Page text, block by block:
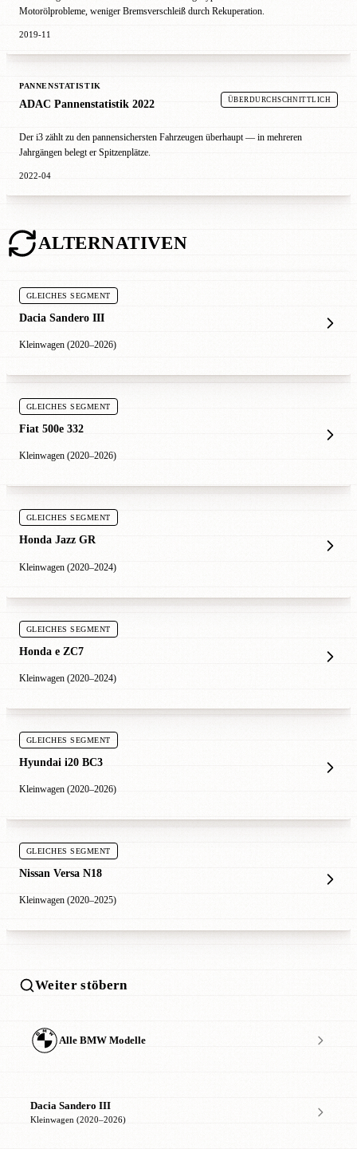
Motorölprobleme, weniger Bremsverschleiß durch Rekuperation.
2019-11
PANNENSTATISTIK
ADAC Pannenstatistik 2022 ÜBERDURCHSCHNITTLICH
Der i3 zählt zu den pannensichersten Fahrzeugen überhaupt — in mehreren
Jahrgängen belegt er Spitzenplätze.
2022-04
ALTERNATIVEN
GLEICHES SEGMENT
Dacia Sandero III
Kleinwagen (2020–2026)
GLEICHES SEGMENT
Fiat 500e 332
Kleinwagen (2020–2026)
GLEICHES SEGMENT
Honda Jazz GR
Kleinwagen (2020–2024)
GLEICHES SEGMENT
Honda e ZC7
Kleinwagen (2020–2024)
GLEICHES SEGMENT
Hyundai i20 BC3
Kleinwagen (2020–2026)
GLEICHES SEGMENT
Nissan Versa N18
Kleinwagen (2020–2025)
Weiter stöbern
Alle BMW Modelle
Dacia Sandero III
Kleinwagen (2020–2026)